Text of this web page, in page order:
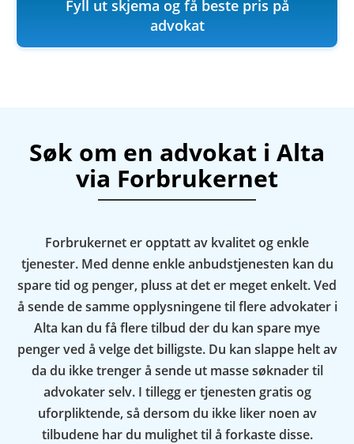
Fyll ut skjema og få beste pris på
advokat
Søk om en advokat i Alta
via Forbrukernet
Forbrukernet er opptatt av kvalitet og enkle
tjenester. Med denne enkle anbudstjenesten kan du
spare tid og penger, pluss at det er meget enkelt. Ved
å sende de samme opplysningene til flere advokater i
Alta kan du få flere tilbud der du kan spare mye
penger ved å velge det billigste. Du kan slappe helt av
da du ikke trenger å sende ut masse søknader til
advokater selv. I tillegg er tjenesten gratis og
uforpliktende, så dersom du ikke liker noen av
tilbudene har du mulighet til å forkaste disse.